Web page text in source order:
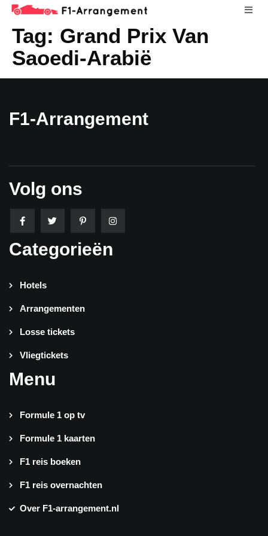
Tag: Grand Prix Van
Saoedi-Arabië
F1-Arrangement
Volg ons
Categorieën
Hotels
Arrangementen
Losse tickets
Vliegtickets
Menu
Formule 1 op tv
Formule 1 kaarten
F1 reis boeken
F1 reis overnachten
Over F1-arrangement.nl